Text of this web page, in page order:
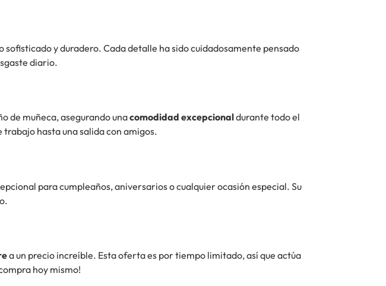
sofisticado y duradero. Cada detalle ha sido cuidadosamente pensado
diario.
de muñeca, asegurando unacomodidad excepcionaldurante todo el
hasta una salida con amigos.
para cumpleaños, aniversarios o cualquier ocasión especial. Su
a un precio increíble. Esta oferta es por tiempo limitado, así que actúa
hoy mismo!